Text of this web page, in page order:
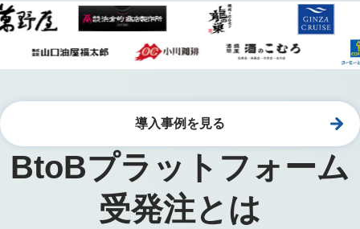
導入事例を見る
BtoBプラットフォーム
受発注とは